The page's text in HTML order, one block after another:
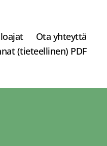
Ota yhteyttä
(tieteellinen) PDF